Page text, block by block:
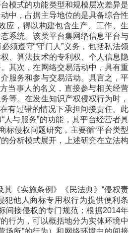
模式的功能类型和规模层次差异是
中，占据主导地位的是具备综合性
应，得以构建包含生产、工作、生
系统。该类平台集网络信息平台与
须遵守“守门人”义务，包括私法领
、算法技术的专利权、个人信息隐
其次，在网络交易活动中，具有重
服务和参与交易活动。具言之，平
当事人的名义，直接参与相关经营
等。在发生知识产权侵权行为时，
有过错的情况下承担间接责任。此
人与服务”的功能，其平台经营者具
标侵权问题研究，主要循“平台类型
分析模式展开，上述研究在立法构
《实施条例》《民法典》“侵权责
犯他人商标专用权行为提供便利条
间接侵权的专门规范；根据2014年
行为，可以概括地分为实体环境中
场所”的行为）和网络环境中的间接